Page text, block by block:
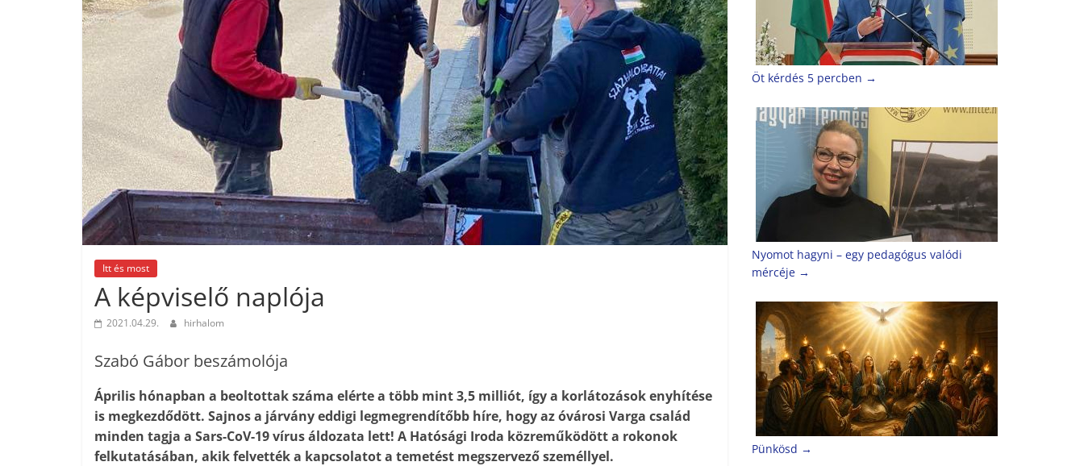
Itt és most
A képviselő naplója
2021.04.29. hirhalom
Szabó Gábor beszámolója
Április hónapban a beoltottak száma elérte a több mint 3,5 milliót, így a korlátozások enyhítése
is megkezdődött. Sajnos a járvány eddigi legmegrendítőbb híre, hogy az óvárosi Varga család
minden tagja a Sars-CoV-19 vírus áldozata lett! A Hatósági Iroda közreműködött a rokonok
felkutatásában, akik felvették a kapcsolatot a temetést megszervező személlyel.
Öt kérdés 5 percben →
Nyomot hagyni – egy pedagógus valódi
mércéje →
Pünkösd →